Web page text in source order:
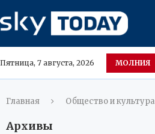
Пятница, 7 августа, 2026 МОЛНИЯ
Главная Общество и культура
Архивы